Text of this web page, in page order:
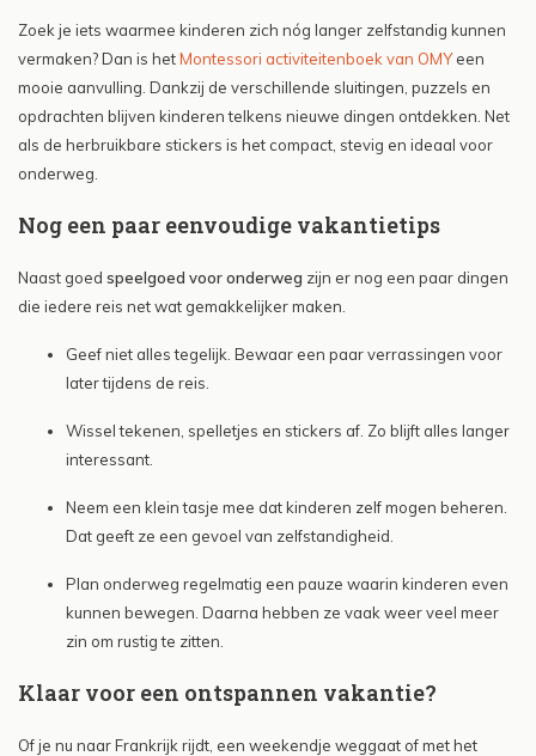
Zoek je iets waarmee kinderen zich nóg langer zelfstandig kunnen
vermaken? Dan is hetMontessori activiteitenboek van OMYeen
mooie aanvulling. Dankzij de verschillende sluitingen, puzzels en
opdrachten blijven kinderen telkens nieuwe dingen ontdekken. Net
als de herbruikbare stickers is het compact, stevig en ideaal voor
onderweg.
Nog een paar eenvoudige vakantietips
Naast goed speelgoed voor onderweg zijn er nog een paar dingen
die iedere reis net wat gemakkelijker maken.
Geef niet alles tegelijk. Bewaar een paar verrassingen voor
later tijdens de reis.
Wissel tekenen, spelletjes en stickers af. Zo blijft alles langer
interessant.
Neem een klein tasje mee dat kinderen zelf mogen beheren.
Dat geeft ze een gevoel van zelfstandigheid.
Plan onderweg regelmatig een pauze waarin kinderen even
kunnen bewegen. Daarna hebben ze vaak weer veel meer
zin om rustig te zitten.
Klaar voor een ontspannen vakantie?
Of je nu naar Frankrijk rijdt, een weekendje weggaat of met het